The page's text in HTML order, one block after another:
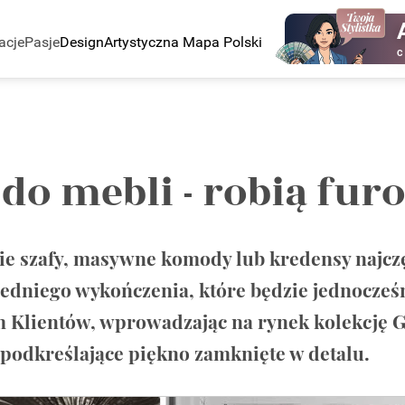
PasjeDesignArtystyczna Mapa Polski
mebli - robią
szafy, masywne komody lub kredensy
wykończenia, które będzie
Klientów, wprowadzając na rynek kolekcję
piękno zamknięte w detalu.